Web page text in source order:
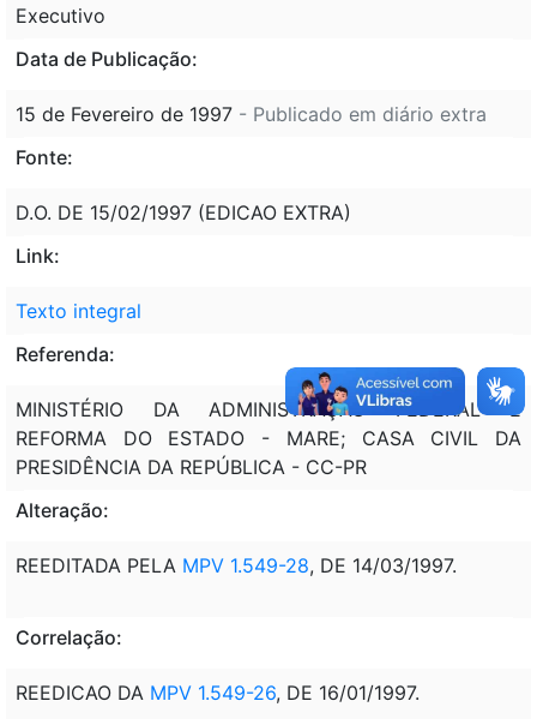
Executivo
Data de Publicação:
15 de Fevereiro de 1997 - Publicado em diário extra
Fonte:
D.O. DE 15/02/1997 (EDICAO EXTRA)
Link:
Texto integral
Referenda:
MINISTÉRIO DA ADMINISTRAÇÃO FEDERAL E
REFORMA DO ESTADO - MARE; CASA CIVIL DA
PRESIDÊNCIA DA REPÚBLICA - CC-PR
Alteração:
REEDITADA PELA MPV 1.549-28, DE 14/03/1997.
Correlação:
REEDICAO DA MPV 1.549-26, DE 16/01/1997.